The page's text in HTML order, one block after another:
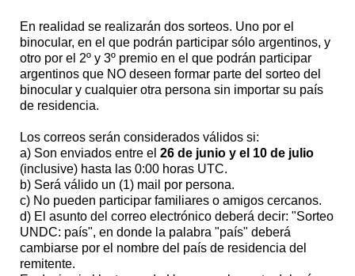
En realidad se realizarán dos sorteos. Uno por el
binocular, en el que podrán participar sólo argentinos, y
otro por el 2º y 3º premio en el que podrán participar
argentinos que NO deseen formar parte del sorteo del
binocular y cualquier otra persona sin importar su país
de residencia.
Los correos serán considerados válidos si:
a) Son enviados entre el 26 de junio y el 10 de julio
(inclusive) hasta las 0:00 horas UTC.
b) Será válido un (1) mail por persona.
c) No pueden participar familiares o amigos cercanos.
d) El asunto del correo electrónico deberá decir: "Sorteo
UNDC: país", en donde la palabra "país" deberá
cambiarse por el nombre del país de residencia del
remitente.